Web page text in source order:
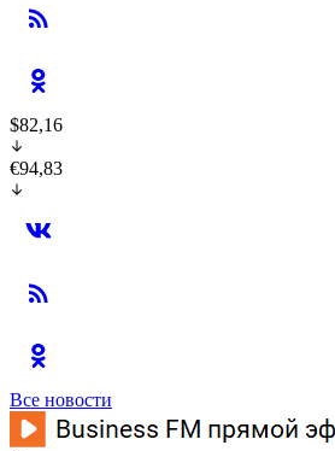
$82,16
€94,83
Все новости